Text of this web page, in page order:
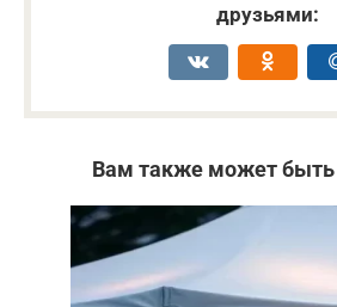
друзьями:
Вам также может быть